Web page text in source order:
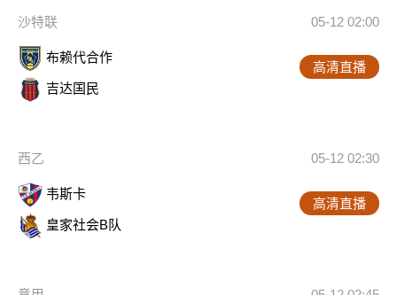
沙特联 05-12 02:00
布赖代合作
吉达国民
高清直播
西乙 05-12 02:30
韦斯卡
皇家社会B队
高清直播